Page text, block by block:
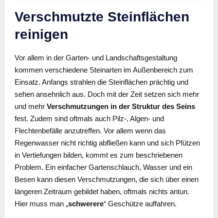
Verschmutzte Steinflächen
reinigen
Vor allem in der Garten- und Landschaftsgestaltung
kommen verschiedene Steinarten im Außenbereich zum
Einsatz. Anfangs strahlen die Steinflächen prächtig und
sehen ansehnlich aus. Doch mit der Zeit setzen sich mehr
und mehr Verschmutzungen in der Struktur des Seins
fest. Zudem sind oftmals auch Pilz-, Algen- und
Flechtenbefälle anzutreffen. Vor allem wenn das
Regenwasser nicht richtig abfließen kann und sich Pfützen
in Vertiefungen bilden, kommt es zum beschriebenen
Problem. Ein einfacher Gartenschlauch, Wasser und ein
Besen kann diesen Verschmutzungen, die sich über einen
längeren Zeitraum gebildet haben, oftmals nichts antun.
Hier muss man „schwerere“ Geschütze auffahren.